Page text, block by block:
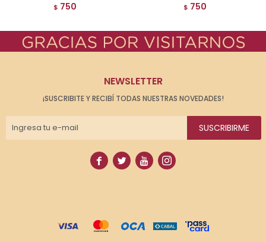
$ 750 $ 750
NEWSLETTER
¡SUSCRIBITE Y RECIBÍ TODAS NUESTRAS NOVEDADES!
SUSCRIBIRME
   